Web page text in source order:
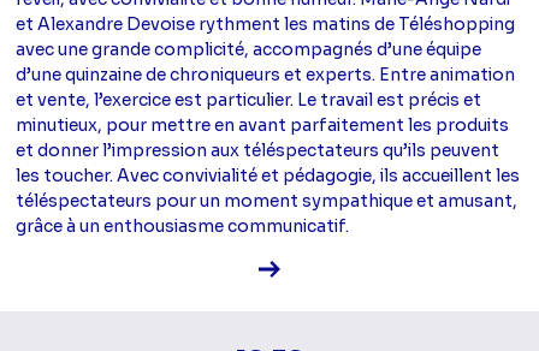
et Alexandre Devoise rythment les matins de Téléshopping
avec une grande complicité, accompagnés d’une équipe
d’une quinzaine de chroniqueurs et experts. Entre animation
et vente, l’exercice est particulier. Le travail est précis et
minutieux, pour mettre en avant parfaitement les produits
et donner l’impression aux téléspectateurs qu’ils peuvent
les toucher. Avec convivialité et pédagogie, ils accueillent les
téléspectateurs pour un moment sympathique et amusant,
grâce à un enthousiasme communicatif.
Voir la fiche diffusion